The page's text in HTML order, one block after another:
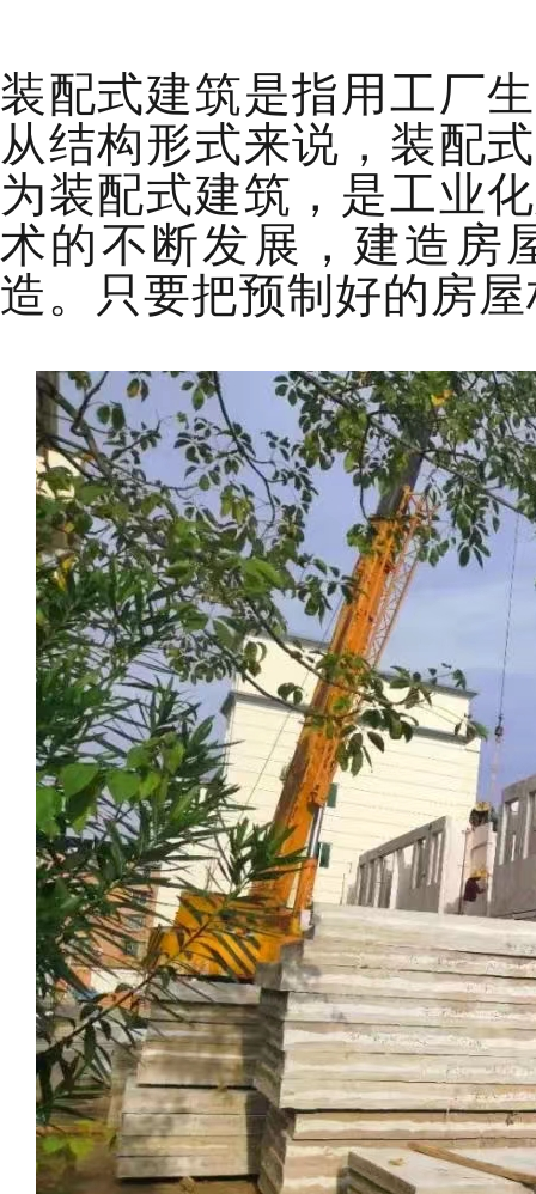
装配式建筑是指用工厂
从结构形式来说，装配
为装配式建筑，是工业
术的不断发展，建造房
造。只要把预制好的房